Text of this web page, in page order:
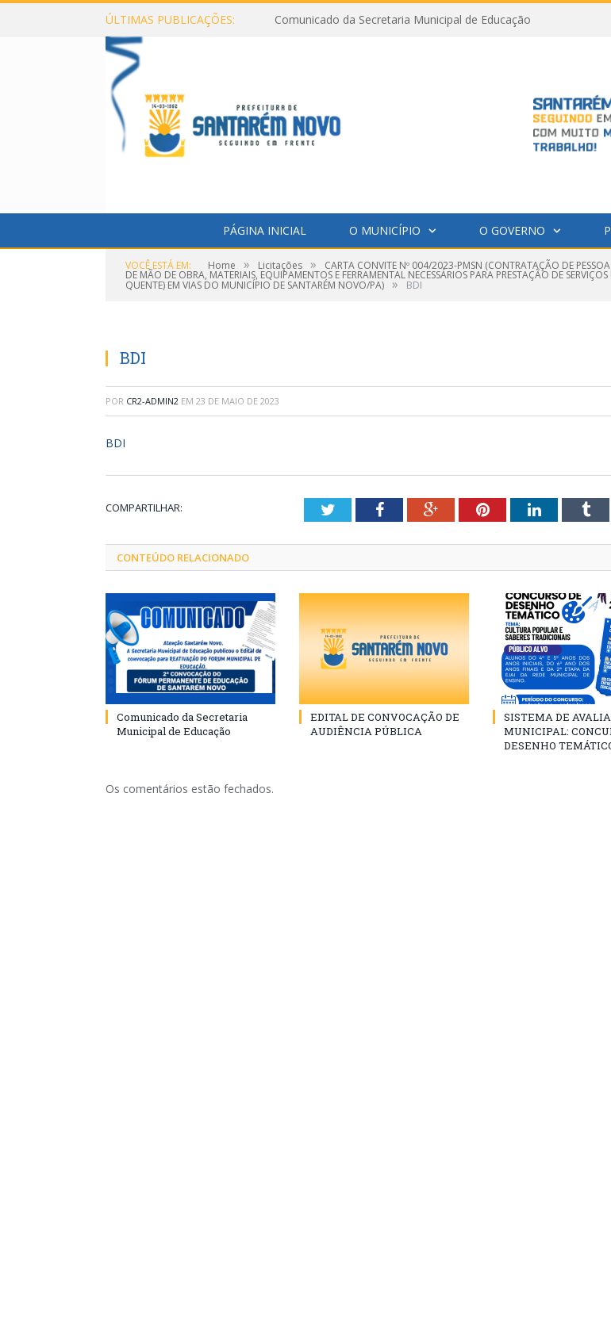
ÚLTIMAS PUBLICAÇÕES: Comunicado da Secretaria Municipal de Educação
PÁGINA INICIAL O MUNICÍPIO O GOVERNO
VOCÊ ESTÁ EM: Home » Licitações » CARTA CONVITE Nº 004/2023-PMSN (CONTRATAÇÃO DE
DE MÃO DE OBRA, MATERIAIS, EQUIPAMENTOS E FERRAMENTAL NECESSÁRIOS PARA PRESTAÇÃO DE
QUENTE) EM VIAS DO MUNICÍPIO DE SANTARÉM NOVO/PA) » BDI
BDI
POR CR2-ADMIN2 EM 23 DE MAIO DE 2023
BDI
COMPARTILHAR: TwitterFacebookGoogle+PinterestLinkedIn
CONTEÚDO RELACIONADO
Comunicado da Secretaria
Municipal de Educação
EDITAL DE CONVOCAÇÃO DE
AUDIÊNCIA PÚBLICA
SISTEMA DE
MUNICIPAL:
DESENHO
Os comentários estão fechados.